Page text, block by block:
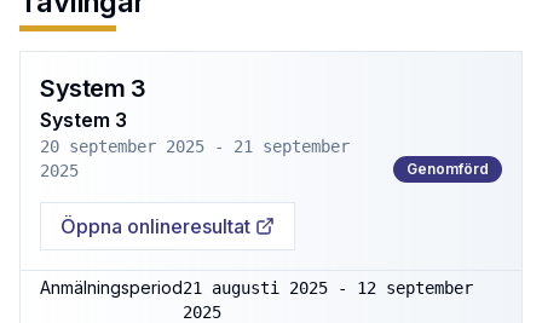
System 3
System 3
20 september 2025 - 21 september
2025
Genomförd
Öppna onlineresultat
Anmälningsperiod21 augusti 2025 - 12 september
2025